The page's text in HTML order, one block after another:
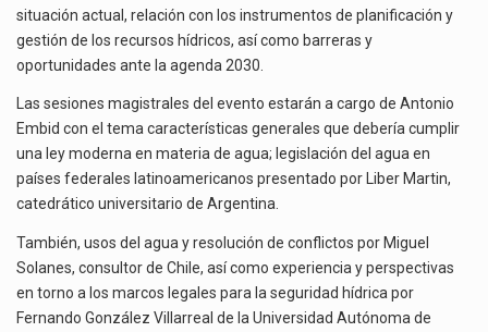
situación actual, relación con los instrumentos de planificación y
gestión de los recursos hídricos, así como barreras y
oportunidades ante la agenda 2030.
Las sesiones magistrales del evento estarán a cargo de Antonio
Embid con el tema características generales que debería cumplir
una ley moderna en materia de agua; legislación del agua en
países federales latinoamericanos presentado por Liber Martin,
catedrático universitario de Argentina.
También, usos del agua y resolución de conflictos por Miguel
Solanes, consultor de Chile, así como experiencia y perspectivas
en torno a los marcos legales para la seguridad hídrica por
Fernando González Villarreal de la Universidad Autónoma de